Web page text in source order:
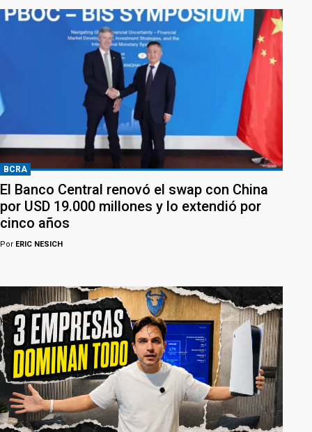
BCRA
El Banco Central renovó el swap con China
por USD 19.000 millones y lo extendió por
cinco años
Por ERIC NESICH